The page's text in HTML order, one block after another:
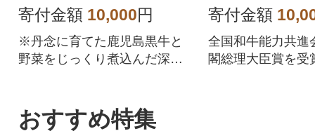
寄付金額 10,000円
※丹念に育てた鹿児島黒牛と
野菜をじっくり煮込んだ深い
保存も可能なので保存食とし
てもおススメです。
寄付金額
全国和牛能力共進
閣総理大臣賞を受
おすすめ特集